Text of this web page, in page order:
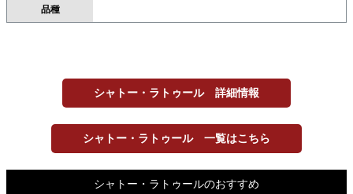
品種
シャトー・ラトゥール 詳細情報
シャトー・ラトゥール 一覧はこちら
シャトー・ラトゥールのおすすめ